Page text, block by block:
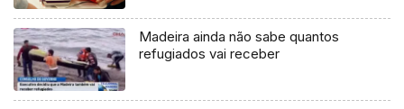
Madeira ainda não sabe quantos
refugiados vai receber